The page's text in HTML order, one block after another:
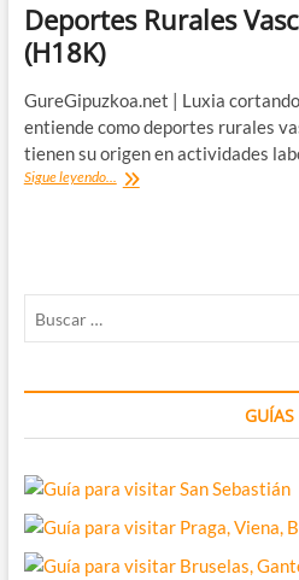
Deportes Rurales
(H18K)
GureGipuzkoa.net | Luxia
entiende como deportes rurales
tienen su origen en actividades
Sigue leyendo... Deportes
GUÍAS